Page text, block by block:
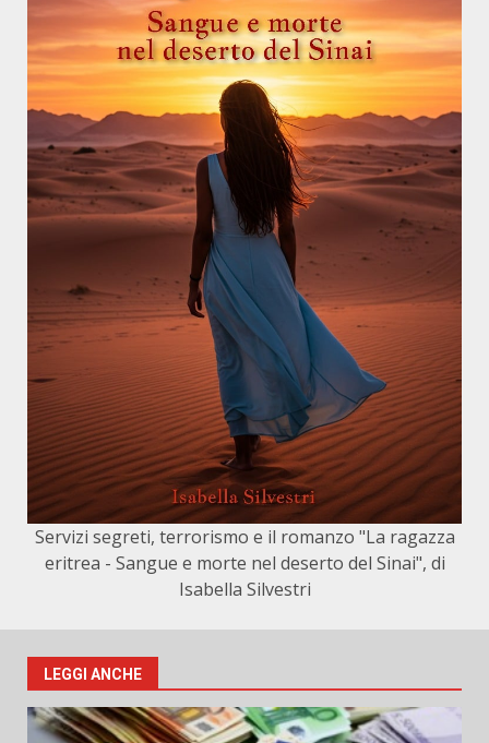
Servizi segreti, terrorismo e il romanzo "La ragazza
eritrea - Sangue e morte nel deserto del Sinai", di
Isabella Silvestri
LEGGI ANCHE